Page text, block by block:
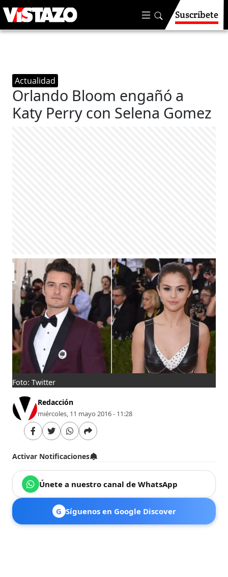
Suscríbete
Actualidad
Orlando Bloom engañó a
Katy Perry con Selena Gomez
Foto: Twitter
Redacción
miércoles, 11 mayo 2016 - 11:28
Activar Notificaciones
Únete a nuestro canal de WhatsApp
G Síguenos en Google Discover